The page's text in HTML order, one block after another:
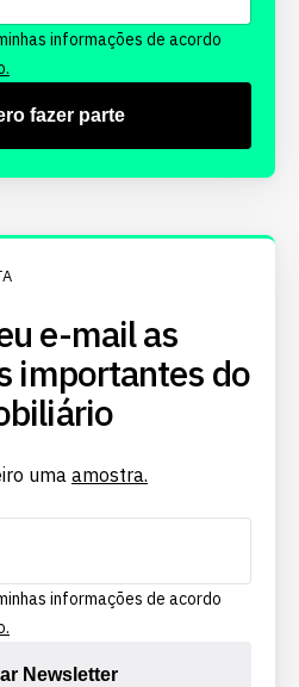
informações de acordo
fazer parte
e-mail as
importantes do
uma amostra.
informações de acordo
Newsletter